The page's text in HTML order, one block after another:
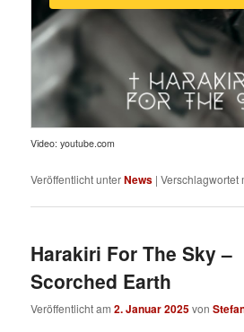
Video: youtube.com
Veröffentlicht unterNews |Verschlagwortet
Harakiri For The Sky –
Scorched Earth
Veröffentlicht am2. Januar 2025von